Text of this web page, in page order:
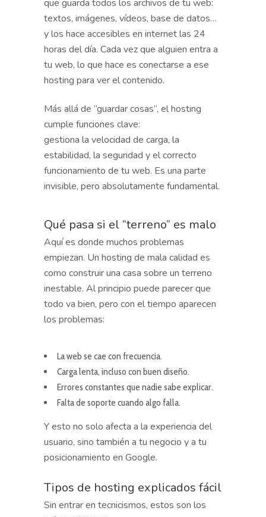
que guarda todos los archivos de tu web:
textos, imágenes, vídeos, base de datos…
y los hace accesibles en internet las 24
horas del día. Cada vez que alguien entra a
tu web, lo que hace es conectarse a ese
hosting para ver el contenido.
Más allá de “guardar cosas”, el hosting
cumple funciones clave:
gestiona la velocidad de carga, la
estabilidad, la seguridad y el correcto
funcionamiento de tu web. Es una parte
invisible, pero absolutamente fundamental.
Qué pasa si el “terreno” es malo
Aquí es donde muchos problemas
empiezan. Un hosting de mala calidad es
como construir una casa sobre un terreno
inestable. Al principio puede parecer que
todo va bien, pero con el tiempo aparecen
los problemas:
La web se cae con frecuencia.
Carga lenta, incluso con buen diseño.
Errores constantes que nadie sabe explicar.
Falta de soporte cuando algo falla.
Y esto no solo afecta a la experiencia del
usuario, sino también a tu negocio y a tu
posicionamiento en Google.
Tipos de hosting explicados fácil
Sin entrar en tecnicismos, estos son los